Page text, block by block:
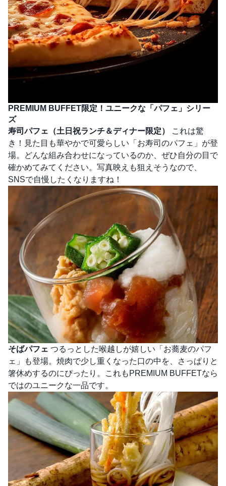
PREMIUM BUFFET限定！ユニークな「パフェ」シリー
ズ
寿司パフェ（土日祝ランチ＆ディナー限定）
これは驚
き！見た目も華やかで可愛らしい「お寿司のパフェ」が登
場。どんな組み合わせになっているのか、ぜひ自分の目で
確かめてみてください。写真映えも狙えそうなので、
SNSで自慢したくなりますね！
そばパフェ つるっとした喉越しが嬉しい「お蕎麦のパフ
ェ」も登場。焼肉で少し重くなった口の中を、さっぱりと
箸休めするのにぴったり。これもPREMIUM BUFFETなら
ではのユニークな一品です。